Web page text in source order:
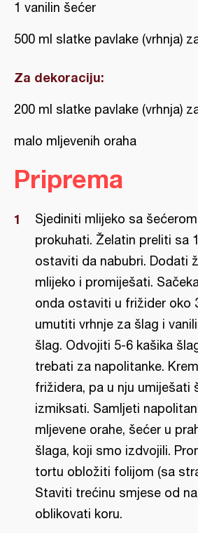
1 vanilin šećer
500 ml slatke pavlake (vrhnja)
Za dekoraciju:
200 ml slatke pavlake (vrhnja)
malo mljevenih oraha
Priprema
Sjediniti mlijeko sa
prokuhati. Želatin preliti sa
ostaviti da nabubri. Dodati
mlijeko i promiješati.
onda ostaviti u frižider oko
umutiti vrhnje za šlag i
šlag. Odvojiti 5-6 kašika
trebati za napolitanke.
frižidera, pa u nju umiješati
izmiksati. Samljeti
mljevene orahe, šećer u
šlaga, koji smo izdvojili.
tortu obložiti folijom (sa
Staviti trećinu smjese od
oblikovati koru.